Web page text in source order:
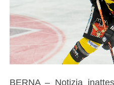
BERNA – Notizia